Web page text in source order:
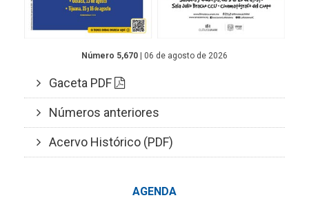
Número 5,670 | 06 de agosto de 2026
Gaceta PDF
Números anteriores
Acervo Histórico (PDF)
AGENDA